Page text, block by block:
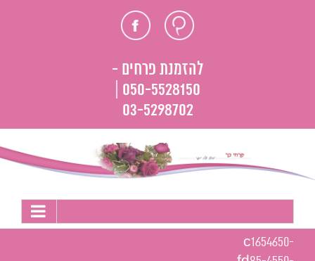
חוות פייסבוק
להזמנת פרחים -
050-5528150 |
03-5298702
c1654650-